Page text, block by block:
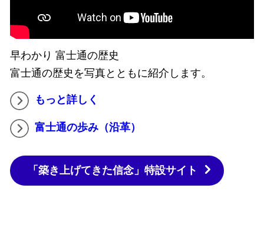
早わかり 富士通の歴史
富士通の歴史を写真とともに紹介します。
もっと詳しく
富士通の歩み（沿革）
「築き上げてきた信念」特設サイト